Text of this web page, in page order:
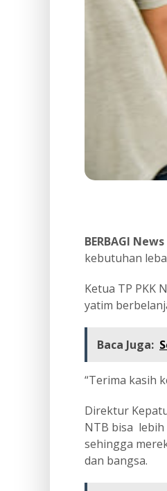
BERBAGI News
kebutuhan
Ketua TP PKK
yatim
Baca Juga:
“Terima kasih
Direktur
NTB bisa lebih
sehingga
dan bangsa.